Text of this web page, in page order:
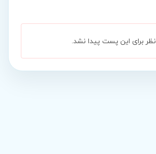
نظر برای این پست پیدا نشد.